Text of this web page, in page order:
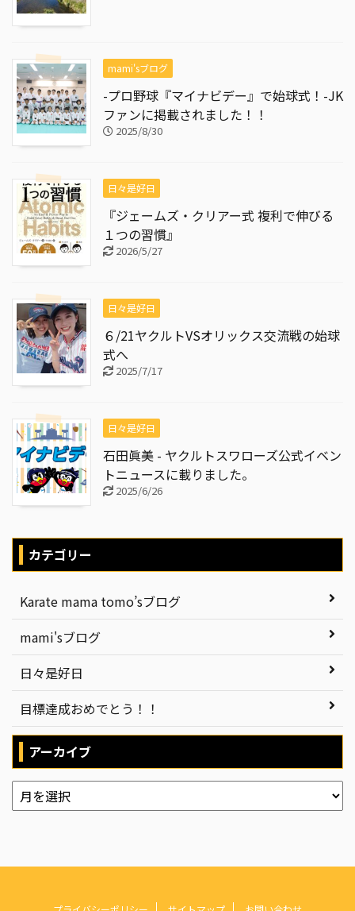
mami'sブログ
-プロ野球『マイナビデー』で始球式！-JK
ファンに掲載されました！！
2025/8/30
日々是好日
『ジェームズ・クリアー式 複利で伸びる
１つの習慣』
2026/5/27
日々是好日
６/21ヤクルトVSオリックス交流戦の始球
式へ
2025/7/17
日々是好日
石田眞美 - ヤクルトスワローズ公式イベン
トニュースに載りました。
2025/6/26
カテゴリー
Karate mama tomo’sブログ
mami'sブログ
日々是好日
目標達成おめでとう！！
アーカイブ